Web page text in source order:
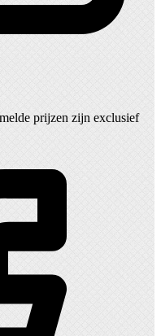
prijzen zijn exclusief